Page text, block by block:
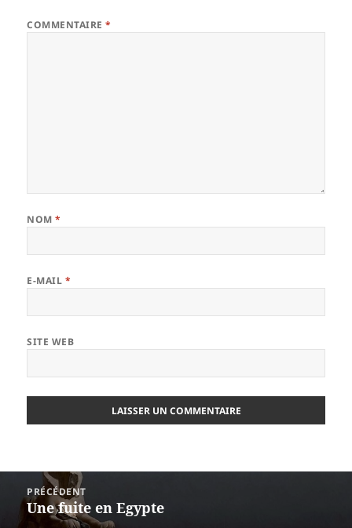
COMMENTAIRE*
NOM*
E-MAIL *
SITE WEB
Navigation
l’article
PRÉCÉDENT
Article
Une fuite en Egypte